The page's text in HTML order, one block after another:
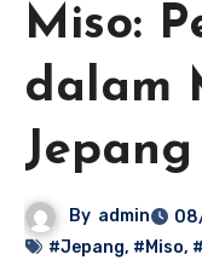
Miso:
dalam
Jepang
By admin
#Jepang, #Miso,